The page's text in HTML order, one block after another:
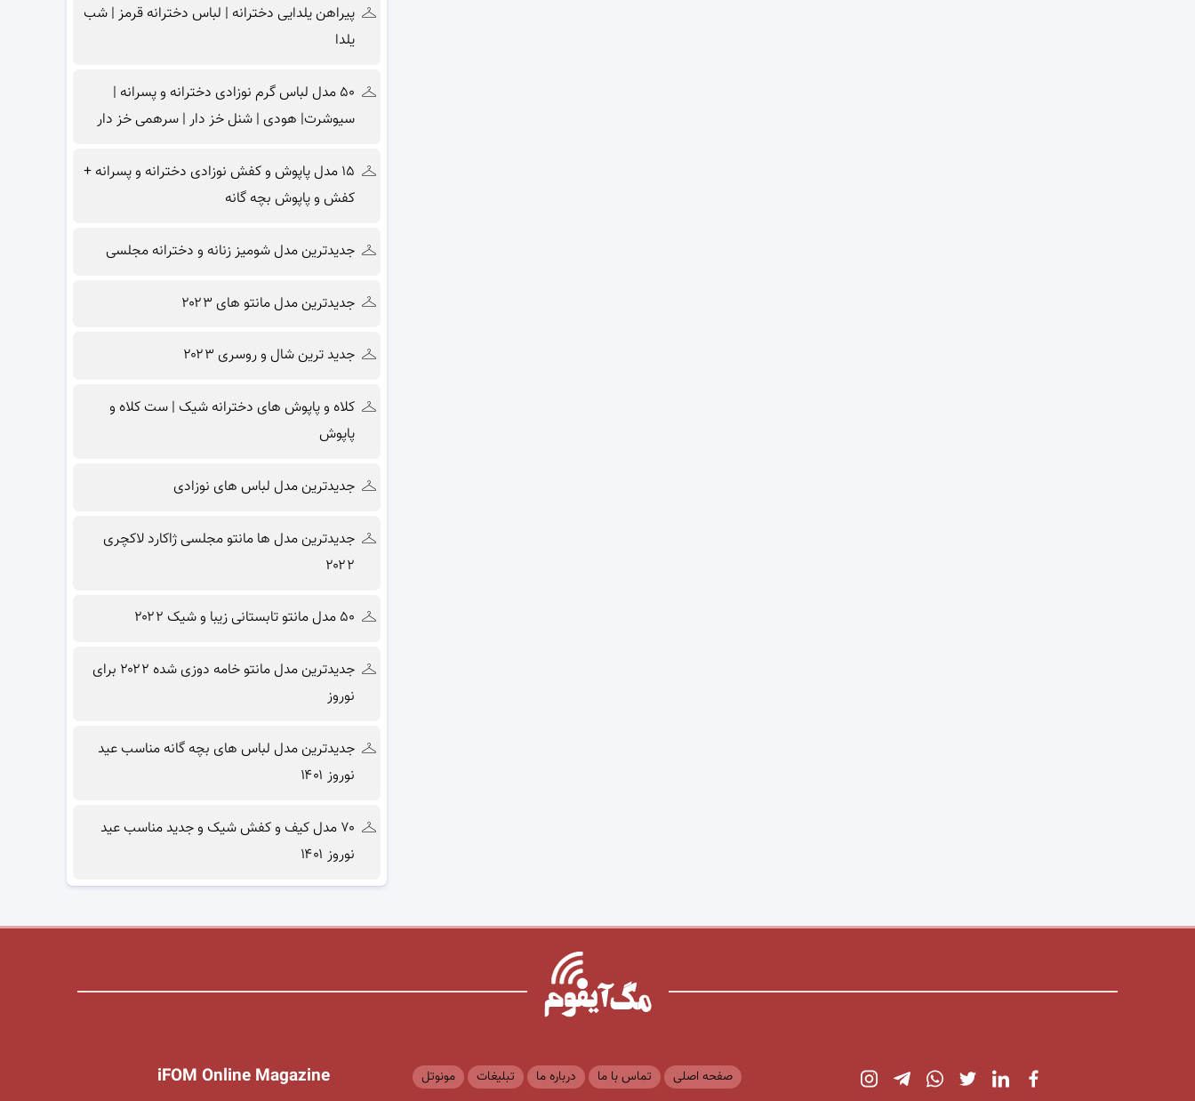
پیراهن یلدایی دخترانه | لباس دخترانه قرمز | شب
یلدا
۵۰ مدل لباس گرم نوزادی دخترانه و پسرانه |
سیوشرت| هودی | شنل خز دار | سرهمی خز دار
۱۵ مدل پاپوش و کفش نوزادی دخترانه و پسرانه +
کفش و پاپوش بچه گانه
جدیدترین مدل شومیز زنانه و دخترانه مجلسی
جدیدترین مدل مانتو های ۲۰۲۳
جدید ترین شال و روسری ۲۰۲۳
کلاه و پاپوش های دخترانه شیک | ست کلاه و
پاپوش
جدیدترین مدل لباس های نوزادی
جدیدترین مدل ها مانتو مجلسی ژاکارد لاکچری
۲۰۲۲
۵۰ مدل مانتو تابستانی زیبا و شیک ۲۰۲۲
جدیدترین مدل مانتو خامه دوزی شده ۲۰۲۲ برای
نوروز
جدیدترین مدل لباس های بچه گانه مناسب عید
نوروز ۱۴۰۱
۷۰ مدل کیف و کفش شیک و جدید مناسب عید
نوروز ۱۴۰۱
iFOM Online Magazine صفحه اصلی تماس با ما درباره ما تبلیغات مونوتل